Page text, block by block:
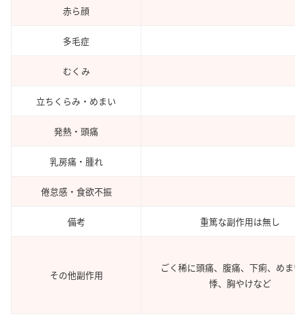
赤ら顔
多毛症
むくみ
立ちくらみ・めまい
発熱・頭痛
乳房痛・腫れ
倦怠感・食欲不振
備考 重篤な副作用は無し
その他副作用
ごく稀に頭痛、腹痛、下痢、めまい
悸、胸やけなど